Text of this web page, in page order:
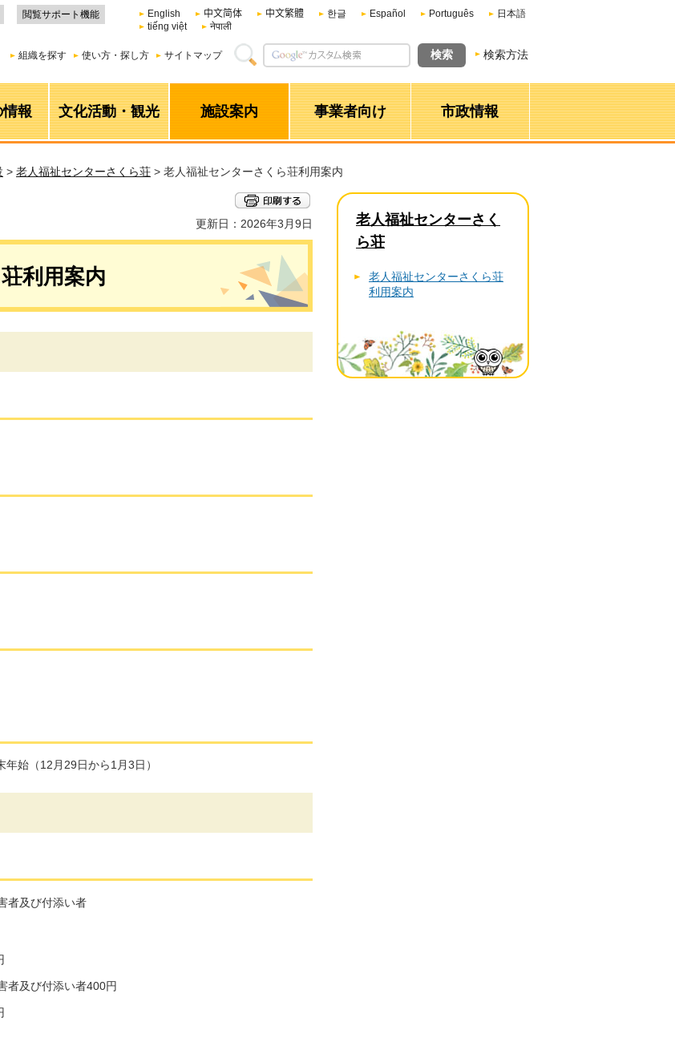
閲覧サポート機能 English 中文简体 中文繁體 한글 Español Português
日本語
tiếng việt
नेपाली
組織を探す 使い方・探し方 サイトマップ 検索方法
報 文化活動・観光 施設案内 事業者向け 市政情報
> 老人福祉センターさくら荘 > 老人福祉センターさくら荘利用案内
更新日：2026年3月9日
利用案内
始（12月29日から1月3日）
者及び付添い者
者及び付添い者400円
老人福祉センターさく
ら荘
老人福祉センターさくら荘
利用案内